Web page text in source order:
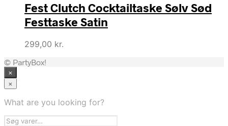
var:
698,00 kr..
er:
590,00 kr..
Fest Clutch Cocktailtaske Sølv Sød
Festtaske Satin
299,00 kr.
© PartyBox!
×
×
What are you looking for?